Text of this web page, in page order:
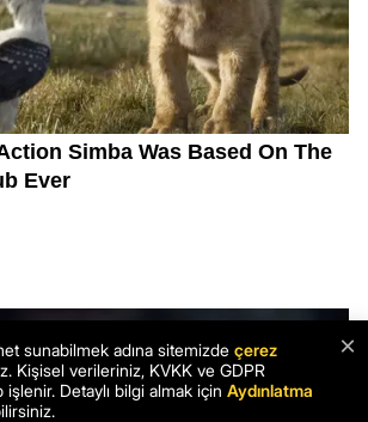
×
sunabilmek adına sitemizde çerez
Kişisel verileriniz, KVKK ve GDPR
işlenir. Detaylı bilgi almak için Aydınlatma